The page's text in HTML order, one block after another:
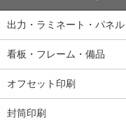
出力・ラミネート・パネル
看板・フレーム・備品
オフセット印刷
封筒印刷